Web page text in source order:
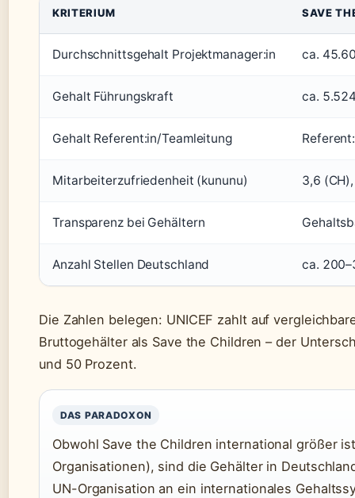
KRITERIUM SAVE
Durchschnittsgehalt Projektmanager:in ca.
Gehalt Führungskraft ca.
Gehalt Referent:in/Teamleitung
Mitarbeiterzufriedenheit (kununu) 3,6
Transparenz bei Gehältern
Anzahl Stellen Deutschland ca.
Die Zahlen belegen: UNICEF zahlt auf
Bruttogehälter als Save the Children – der
und 50 Prozent.
DAS PARADOXON
Obwohl Save the Children international größer
Organisationen), sind die Gehälter in
UN-Organisation an ein internationales